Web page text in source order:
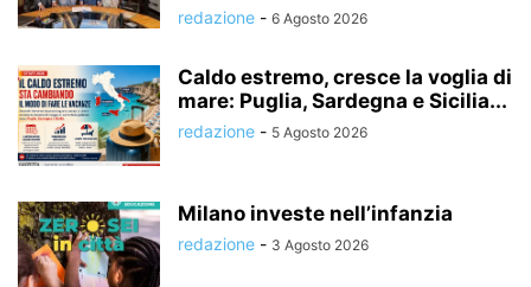
redazione - 6 Agosto 2026
Caldo estremo, cresce la voglia di
mare: Puglia, Sardegna e Sicilia...
redazione - 5 Agosto 2026
Milano investe nell’infanzia
redazione - 3 Agosto 2026